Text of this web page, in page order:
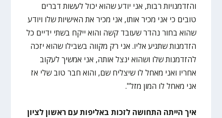
והזדמנויות רבות, אני יודע שהוא יכול לעשות דברים
טובים כי אני מכיר אותו, אני מכיר את האישיות שלו ויודע
שהוא בחור נהדר שעובד קשה והוא ייקח בשתי ידיים כל
הזדמנות שתגיע אליו. אני רק מקווה בשבילו שהוא יזכה
להזדמנות שלו ושהוא ינצל אותה, אני אמשיך לעקוב
אחריו ואני מאחל לו שיצליח שם, והוא חבר טוב שלי אז
אני מאחל לו המון מזל".
איך הייתה התחושה לזכות באליפות עם ראשון לציון